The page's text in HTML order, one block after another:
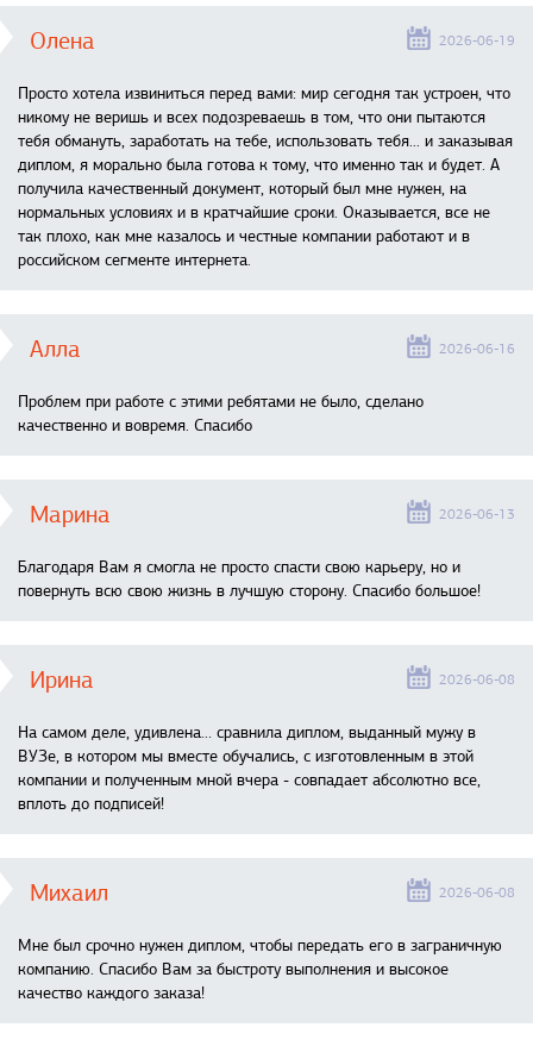
Олена 2026-06-19
Просто хотела извиниться перед вами: мир сегодня так устроен, что
никому не веришь и всех подозреваешь в том, что они пытаются
тебя обмануть, заработать на тебе, использовать тебя... и заказывая
диплом, я морально была готова к тому, что именно так и будет. А
получила качественный документ, который был мне нужен, на
нормальных условиях и в кратчайшие сроки. Оказывается, все не
так плохо, как мне казалось и честные компании работают и в
российском сегменте интернета.
Алла 2026-06-16
Проблем при работе с этими ребятами не было, сделано
качественно и вовремя. Спасибо
Марина 2026-06-13
Благодаря Вам я смогла не просто спасти свою карьеру, но и
повернуть всю свою жизнь в лучшую сторону. Спасибо большое!
Ирина 2026-06-08
На самом деле, удивлена… сравнила диплом, выданный мужу в
ВУЗе, в котором мы вместе обучались, с изготовленным в этой
компании и полученным мной вчера - совпадает абсолютно все,
вплоть до подписей!
Михаил 2026-06-08
Мне был срочно нужен диплом, чтобы передать его в заграничную
компанию. Спасибо Вам за быстроту выполнения и высокое
качество каждого заказа!